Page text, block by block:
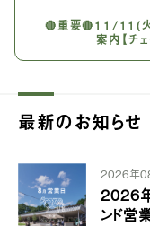
🔴重要🔴11/11(火
案内【チ
最新のお知らせ
2026年
2026年
ンド営